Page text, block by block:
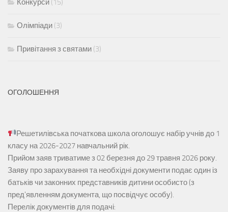
Конкурси (15)
Олімпіади (3)
Привітання з святами (3)
ОГОЛОШЕННЯ
Решетилівська початкова школа оголошує набір учнів до 1
класу на 2026-2027 навчальний рік.
Прийом заявтриватиме з 02 березня до 29 травня 2026 року.
Заяву про зарахування та необхідні документи подає один із
батьків чи законних представників дитини особисто (з
пред'явленням документа, що посвідчує особу).
Перелік документів для подачі: